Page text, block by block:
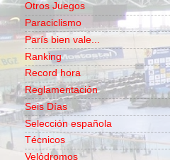
Otros Juegos
Paraciclismo
París bien vale...
Ranking
Record hora
Reglamentación
Seis Días
Selección española
Técnicos
Velódromos